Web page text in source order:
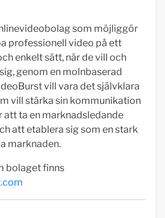
som möjliggör
professionell video på ett
enkelt sätt, när de vill och
genom en molnbaserad
vill vara det självklara
vill stärka sin kommunikation
att ta en marknadsledande
att etablera sig som en stark
marknaden.
bolaget finns